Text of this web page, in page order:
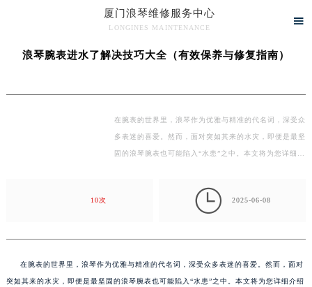
厦门浪琴维修服务中心
LONGINES MAINTENANCE

问题/知识/资讯 > 浪琴腕表进水了解决技巧大全（有效保养与修复指
浪琴腕表进水了解决技巧大全（有效保养与修复指南）
在腕表的世界里，浪琴作为优雅与精准的代名词，深受众
多表迷的喜爱。然而，面对突如其来的水灾，即便是最坚
固的浪琴腕表也可能陷入“水患”之中。本文将为您详细…
10次  2025-06-08
在腕表的世界里，浪琴作为优雅与精准的代名词，深受众多表迷的喜爱。然而，面对
突如其来的水灾，即便是最坚固的浪琴腕表也可能陷入“水患”之中。本文将为您详细介绍